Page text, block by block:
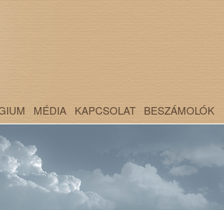
MÉDIA KAPCSOLAT
BESZÁMOLÓK